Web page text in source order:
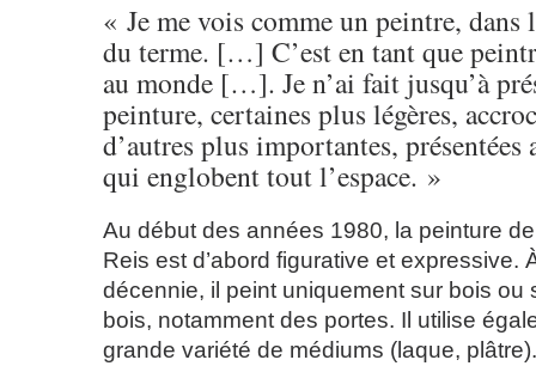
« Je me vois comme un peintre, dans
du terme. […] C’est en tant que
au monde […]. Je n’ai fait jusqu’à
peinture, certaines plus légères,
d’autres plus importantes, présentées
qui englobent tout l’espace. »
Au début des années 1980, la peinture
Reis est d’abord figurative et expressive.
décennie, il peint uniquement sur bois ou
bois, notamment des portes. Il utilise
grande variété de médiums (laque,